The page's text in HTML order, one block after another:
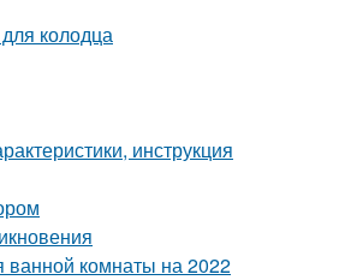
колодца
инструкция
ванной комнаты на 2022